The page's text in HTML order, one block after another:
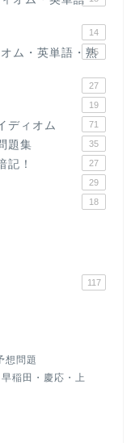
14
ム・英単語・熟
15
27
19
ディオム 71
題集 35
記！ 27
29
18
117
想問題
稲田・慶応・上